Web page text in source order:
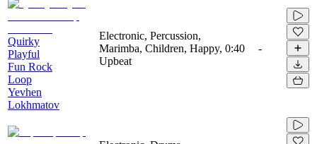
Quirky
Playful
Fun Rock
Loop
Yevhen
Lokhmatov
Electronic, Percussion,
Marimba, Children, Happy,
Upbeat
0:40 -